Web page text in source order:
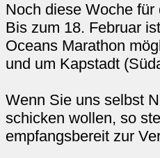
Noch diese Woche
Bis zum 18. Februar
Oceans Marathon
und um Kapstadt
Wenn Sie uns selbst
schicken wollen, so
empfangsbereit zur